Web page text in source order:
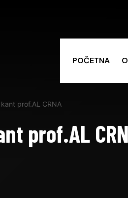
POČETNA
prof.AL CRNA
prof.AL